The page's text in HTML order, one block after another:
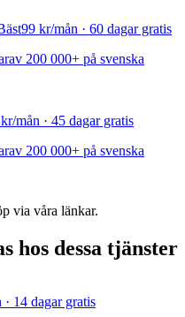
99 kr/mån · 60 dagar gratis
200 000+ på svenska
mån · 45 dagar gratis
200 000+ på svenska
via våra länkar.
hos dessa tjänster
14 dagar gratis